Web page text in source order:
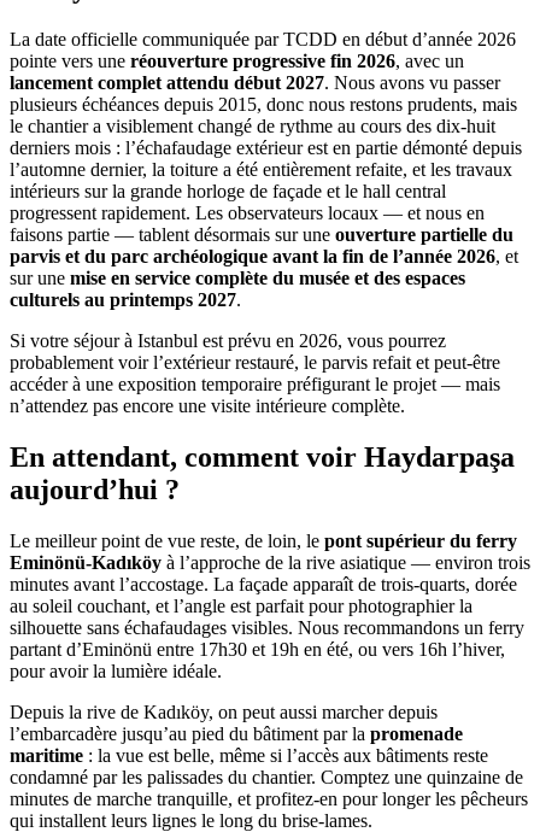
La date officielle communiquée par TCDD en début d’année 2026
pointe vers une réouverture progressive fin 2026, avec un
lancement complet attendu début 2027. Nous avons vu passer
plusieurs échéances depuis 2015, donc nous restons prudents, mais
le chantier a visiblement changé de rythme au cours des dix-huit
derniers mois : l’échafaudage extérieur est en partie démonté depuis
l’automne dernier, la toiture a été entièrement refaite, et les travaux
intérieurs sur la grande horloge de façade et le hall central
progressent rapidement. Les observateurs locaux — et nous en
faisons partie — tablent désormais sur une ouverture partielle du
parvis et du parc archéologique avant la fin de l’année 2026, et
sur une mise en service complète du musée et des espaces
culturels au printemps 2027.
Si votre séjour à Istanbul est prévu en 2026, vous pourrez
probablement voir l’extérieur restauré, le parvis refait et peut-être
accéder à une exposition temporaire préfigurant le projet — mais
n’attendez pas encore une visite intérieure complète.
En attendant, comment voir Haydarpaşa
aujourd’hui ?
Le meilleur point de vue reste, de loin, le pont supérieur du ferry
Eminönü-Kadıköy à l’approche de la rive asiatique — environ trois
minutes avant l’accostage. La façade apparaît de trois-quarts, dorée
au soleil couchant, et l’angle est parfait pour photographier la
silhouette sans échafaudages visibles. Nous recommandons un ferry
partant d’Eminönü entre 17h30 et 19h en été, ou vers 16h l’hiver,
pour avoir la lumière idéale.
Depuis la rive de Kadıköy, on peut aussi marcher depuis
l’embarcadère jusqu’au pied du bâtiment par la promenade
maritime : la vue est belle, même si l’accès aux bâtiments reste
condamné par les palissades du chantier. Comptez une quinzaine de
minutes de marche tranquille, et profitez-en pour longer les pêcheurs
qui installent leurs lignes le long du brise-lames.